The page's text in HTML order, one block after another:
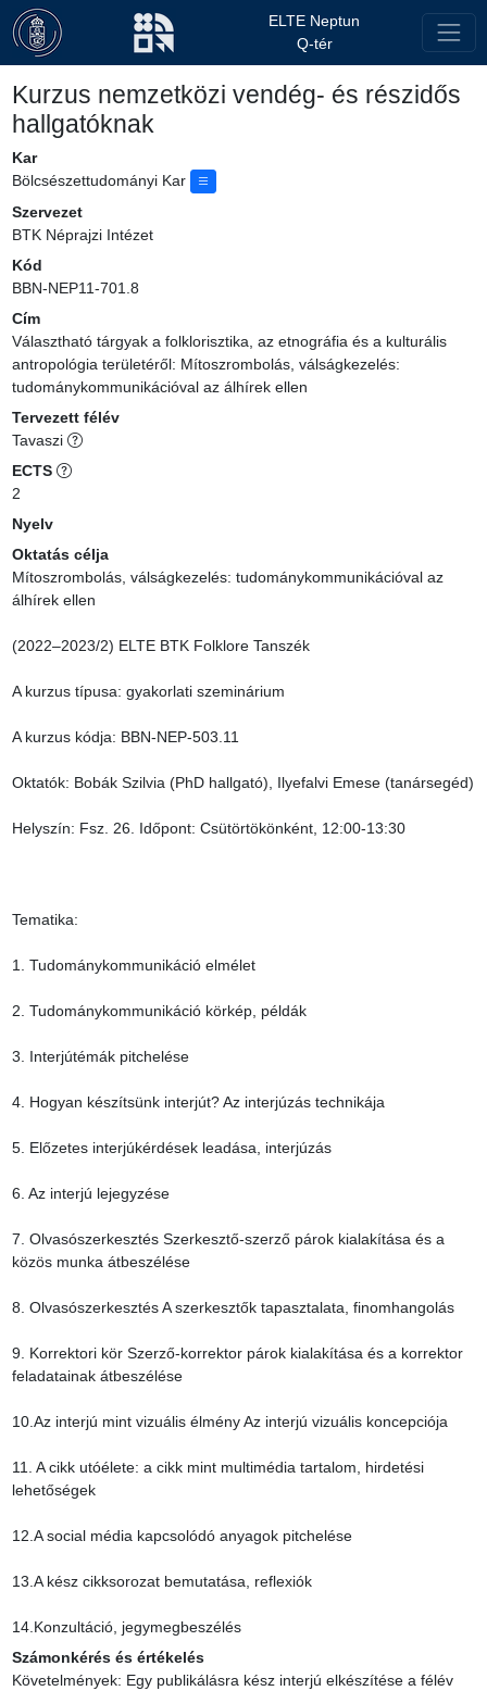
ELTE Neptun
Q-tér
Kurzus nemzetközi vendég- és részidős
hallgatóknak
Kar
Bölcsészettudományi Kar
Szervezet
BTK Néprajzi Intézet
Kód
BBN-NEP11-701.8
Cím
Választható tárgyak a folklorisztika, az etnográfia és a kulturális
antropológia területéről: Mítoszrombolás, válságkezelés:
tudománykommunikációval az álhírek ellen
Tervezett félév
Tavaszi
ECTS
2
Nyelv
Oktatás célja
Mítoszrombolás, válságkezelés: tudománykommunikációval az
álhírek ellen
(2022–2023/2) ELTE BTK Folklore Tanszék
A kurzus típusa: gyakorlati szeminárium
A kurzus kódja: BBN-NEP-503.11
Oktatók: Bobák Szilvia (PhD hallgató), Ilyefalvi Emese (tanársegéd)
Helyszín: Fsz. 26. Időpont: Csütörtökönként, 12:00-13:30
Tematika:
1. Tudománykommunikáció elmélet
2. Tudománykommunikáció körkép, példák
3. Interjútémák pitchelése
4. Hogyan készítsünk interjút? Az interjúzás technikája
5. Előzetes interjúkérdések leadása, interjúzás
6. Az interjú lejegyzése
7. Olvasószerkesztés Szerkesztő-szerző párok kialakítása és a
közös munka átbeszélése
8. Olvasószerkesztés A szerkesztők tapasztalata, finomhangolás
9. Korrektori kör Szerző-korrektor párok kialakítása és a korrektor
feladatainak átbeszélése
10.Az interjú mint vizuális élmény Az interjú vizuális koncepciója
11. A cikk utóélete: a cikk mint multimédia tartalom, hirdetési
lehetőségek
12.A social média kapcsolódó anyagok pitchelése
13.A kész cikksorozat bemutatása, reflexiók
14.Konzultáció, jegymegbeszélés
Számonkérés és értékelés
Követelmények: Egy publikálásra kész interjú elkészítése a félév